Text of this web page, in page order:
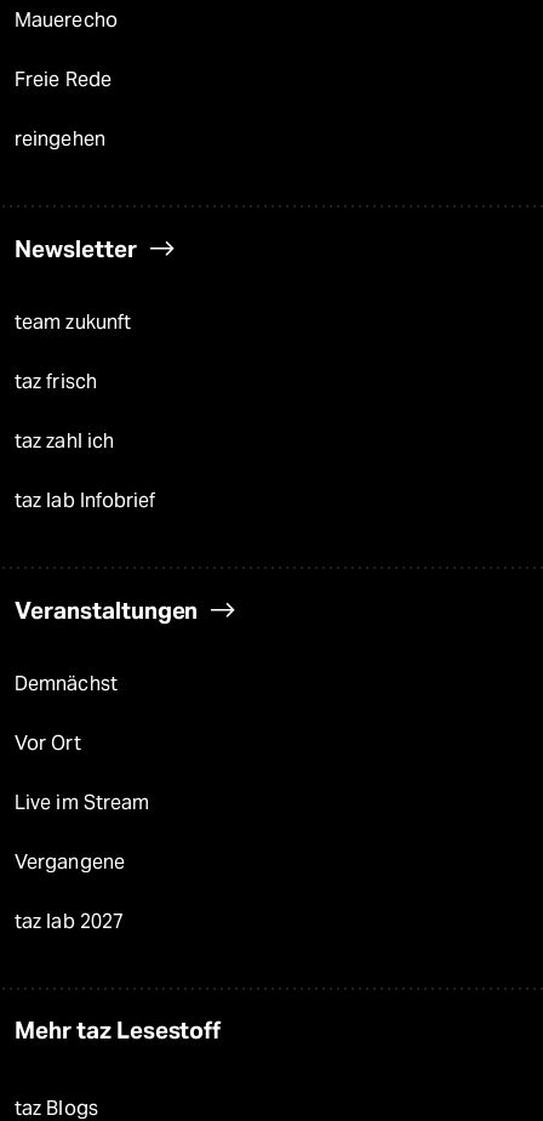
Mauerecho
Freie Rede
reingehen
Newsletter
team zukunft
taz frisch
taz zahl ich
taz lab Infobrief
Veranstaltungen
Demnächst
Vor Ort
Live im Stream
Vergangene
taz lab 2027
Mehr taz Lesestoff
taz Blogs